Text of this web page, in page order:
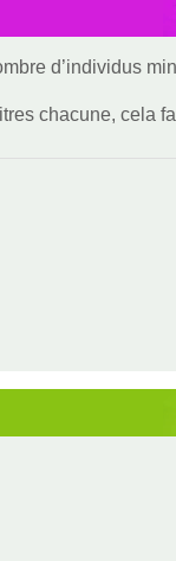
d’individus
chacune, cela